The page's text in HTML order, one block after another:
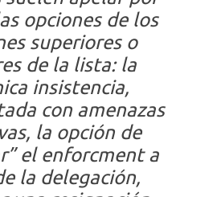
opciones de los
superiores o
de la lista: la
insistencia,
con amenazas
la opción de
el enforcment a
la delegación,